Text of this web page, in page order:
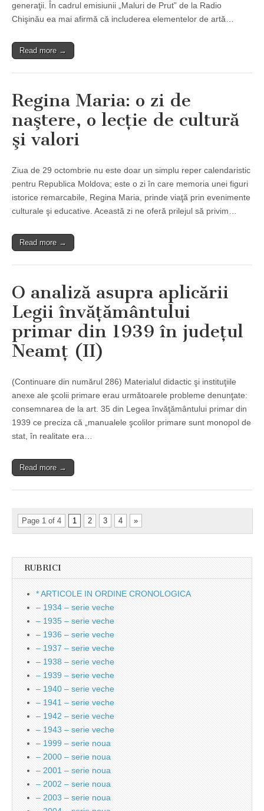
generaţii. În cadrul emisiunii „Maluri de Prut” de la Radio
Chişinău ea mai afirmă că includerea elementelor de artă…
Read more →
Regina Maria: o zi de
naştere, o lecţie de cultură
şi valori
Ziua de 29 octombrie nu este doar un simplu reper calendaristic
pentru Republica Moldova; este o zi în care memoria unei figuri
istorice remarcabile, Regina Maria, prinde viaţă prin evenimente
culturale şi educative. Această zi ne oferă prilejul să privim…
Read more →
O analiză asupra aplicării
Legii învăţământului
primar din 1939 în judeţul
Neamţ (II)
(Continuare din numărul 286) Materialul didactic şi instituţiile
anexe ale şcolii primare erau următoarele probleme denunţate:
consemnarea de la art. 35 din Legea învăţământului primar din
1939 ce preciza că „manualele şcolilor primare sunt monopol de
stat, în realitate era…
Read more →
Page 1 of 4 1 2 3 4 »
RUBRICI
* ARTICOLE IN ORDINE CRONOLOGICA
– 1934 – serie veche
– 1935 – serie veche
– 1936 – serie veche
– 1937 – serie veche
– 1938 – serie veche
– 1939 – serie veche
– 1940 – serie veche
– 1941 – serie veche
– 1942 – serie veche
– 1943 – serie veche
– 1999 – serie noua
– 2000 – serie noua
– 2001 – serie noua
– 2002 – serie noua
– 2003 – serie noua